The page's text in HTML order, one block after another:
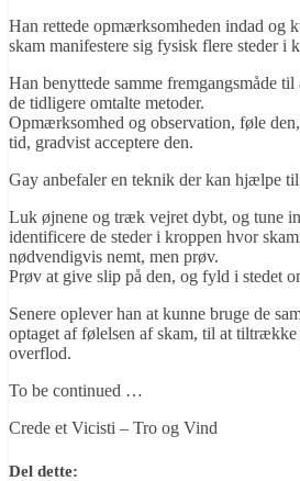
Han rettede opmærksomheden indad og
skam manifestere sig fysisk flere steder i
Han benyttede samme fremgangsmåde
de tidligere omtalte metoder.
Opmærksomhed og observation, føle
tid, gradvist acceptere den.
Gay anbefaler en teknik der kan hjælpe
Luk øjnene og træk vejret dybt, og tune
identificere de steder i kroppen hvor
nødvendigvis nemt, men prøv.
Prøv at give slip på den, og fyld i stedet
Senere oplever han at kunne bruge de
optaget af følelsen af skam, til at
overflod.
To be continued …
Crede et Vicisti – Tro og Vind
Del dette: